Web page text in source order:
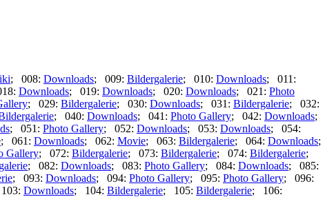
; 008: Downloads; 009: Bildergalerie; 010: Downloads; 011:
Downloads; 019: Downloads; 020: Downloads; 021: Photo
; 029: Bildergalerie; 030: Downloads; 031: Bildergalerie; 032:
; 040: Downloads; 041: Photo Gallery; 042: Downloads;
; 051: Photo Gallery; 052: Downloads; 053: Downloads; 054:
; 061: Downloads; 062: Movie; 063: Bildergalerie; 064: Downloads;
Gallery; 072: Bildergalerie; 073: Bildergalerie; 074: Bildergalerie;
; 082: Downloads; 083: Photo Gallery; 084: Downloads; 085:
; 093: Downloads; 094: Photo Gallery; 095: Photo Gallery; 096:
Downloads; 104: Bildergalerie; 105: Bildergalerie; 106: